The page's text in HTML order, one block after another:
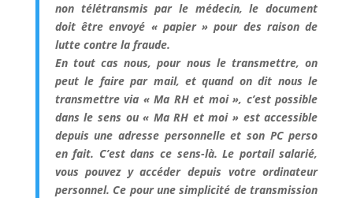
non télétransmis par le médecin, le document
doit être envoyé « papier » pour des raison de
lutte contre la fraude.
En tout cas nous, pour nous le transmettre, on
peut le faire par mail, et quand on dit nous le
transmettre via « Ma RH et moi », c’est possible
dans le sens ou « Ma RH et moi » est accessible
depuis une adresse personnelle et son PC perso
en fait. C’est dans ce sens-là. Le portail salarié,
vous pouvez y accéder depuis votre ordinateur
personnel. Ce pour une simplicité de transmission